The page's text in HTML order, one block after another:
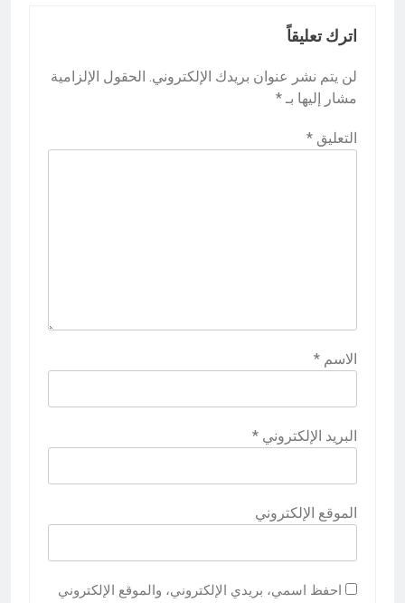
اترك تعليقاً
لن يتم نشر عنوان بريدك الإلكتروني. الحقول الإلزامية
مشار إليها بـ *
التعليق *
الاسم *
البريد الإلكتروني *
الموقع الإلكتروني
احفظ اسمي، بريدي الإلكتروني، والموقع الإلكتروني